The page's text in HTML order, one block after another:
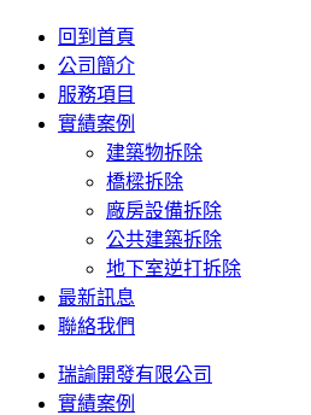
回到首頁
公司簡介
服務項目
實績案例
建築物拆除
橋樑拆除
廠房設備拆除
公共建築拆除
地下室逆打拆除
最新訊息
聯絡我們
瑞諭開發有限公司
實績案例